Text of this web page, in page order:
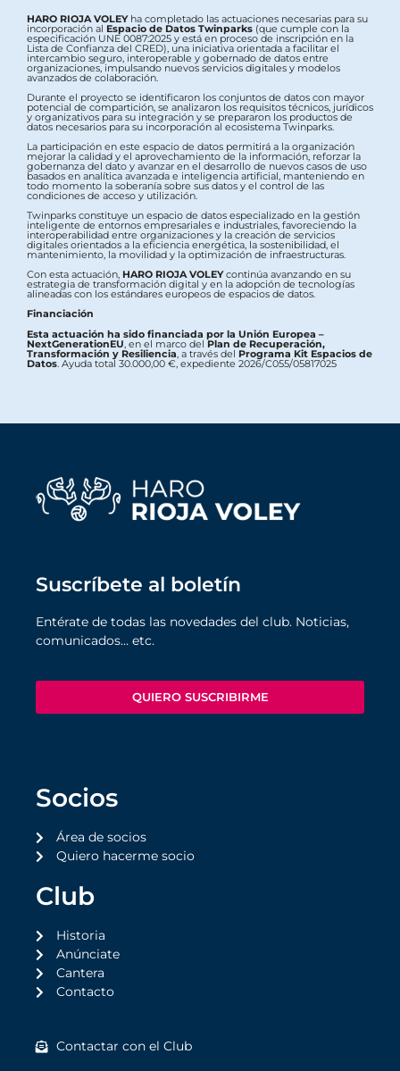
HARO RIOJA VOLEYha completado las actuaciones necesarias para su
incorporación al Espacio de Datos Twinparks (que cumple con la
especificación UNE 0087:2025 y está en proceso de inscripción en la
Lista de Confianza del CRED), una iniciativa orientada a facilitar el
intercambio seguro, interoperable y gobernado de datos entre
organizaciones, impulsando nuevos servicios digitales y modelos
avanzados de colaboración.
Durante el proyecto se identificaron los conjuntos de datos con mayor
potencial de compartición, se analizaron los requisitos técnicos, jurídicos
y organizativos para su integración y se prepararon los productos de
datos necesarios para su incorporación al ecosistema Twinparks.
La participación en este espacio de datos permitirá a la organización
mejorar la calidad y el aprovechamiento de la información, reforzar la
gobernanza del dato y avanzar en el desarrollo de nuevos casos de uso
basados en analítica avanzada e inteligencia artificial, manteniendo en
todo momento la soberanía sobre sus datos y el control de las
condiciones de acceso y utilización.
Twinparks constituye un espacio de datos especializado en la gestión
inteligente de entornos empresariales e industriales, favoreciendo la
interoperabilidad entre organizaciones y la creación de servicios
digitales orientados a la eficiencia energética, la sostenibilidad, el
mantenimiento, la movilidad y la optimización de infraestructuras.
Con esta actuación, HARO RIOJA VOLEYcontinúa avanzando en su
estrategia de transformación digital y en la adopción de tecnologías
alineadas con los estándares europeos de espacios de datos.
Financiación
Esta actuación ha sido financiada por la Unión Europea –
NextGenerationEU , en el marco delPlan de Recuperación,
Transformación y Resiliencia , a través del Programa Kit Espacios de
Datos . Ayuda total 30.000,00 €, expediente 2026/C055/05817025
Suscríbete al boletín
Entérate de todas las novedades del club. Noticias,
comunicados… etc.
QUIERO SUSCRIBIRME
Socios
Área de socios
Quiero hacerme socio
Club
Historia
Anúnciate
Cantera
Contacto
Contactar con el Club